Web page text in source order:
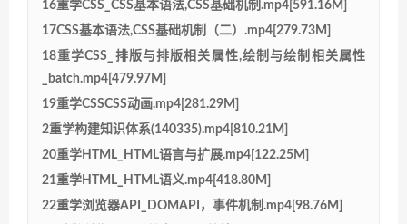
16重学CSS_CSS基本语法,CSS基础机制.mp4[591.16M]
17CSS基本语法,CSS基础机制（二）.mp4[279.73M]
18重学CSS_排版与排版相关属性,绘制与绘制相关属性
_batch.mp4[479.97M]
19重学CSSCSS动画.mp4[281.29M]
2重学构建知识体系(140335).mp4[810.21M]
20重学HTML_HTML语言与扩展.mp4[122.25M]
21重学HTML_HTML语义.mp4[418.80M]
22重学浏览器API_DOMAPI，事件机制.mp4[98.76M]